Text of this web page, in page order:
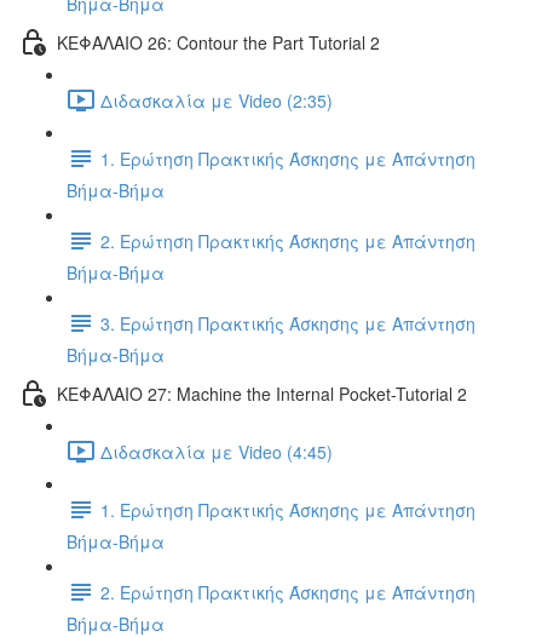
ΚΕΦΑΛΑΙΟ 26: Contour the Part Tutorial 2
Διδασκαλία με Video (2:35)
1. Ερώτηση Πρακτικής Άσκησης με Απάντηση
Βήμα-Βήμα
2. Ερώτηση Πρακτικής Άσκησης με Απάντηση
Βήμα-Βήμα
3. Ερώτηση Πρακτικής Άσκησης με Απάντηση
Βήμα-Βήμα
ΚΕΦΑΛΑΙΟ 27: Machine the Internal Pocket-Tutorial 2
Διδασκαλία με Video (4:45)
1. Ερώτηση Πρακτικής Άσκησης με Απάντηση
Βήμα-Βήμα
2. Ερώτηση Πρακτικής Άσκησης με Απάντηση
Βήμα-Βήμα